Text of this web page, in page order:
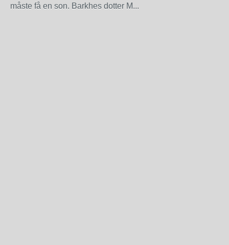
måste få en son. Barkhes dotter M...